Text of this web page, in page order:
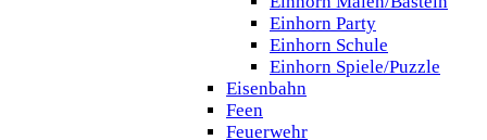
Einhorn Party
Einhorn Schule
Einhorn Spiele/Puzzle
Eisenbahn
Feen
Feuerwehr